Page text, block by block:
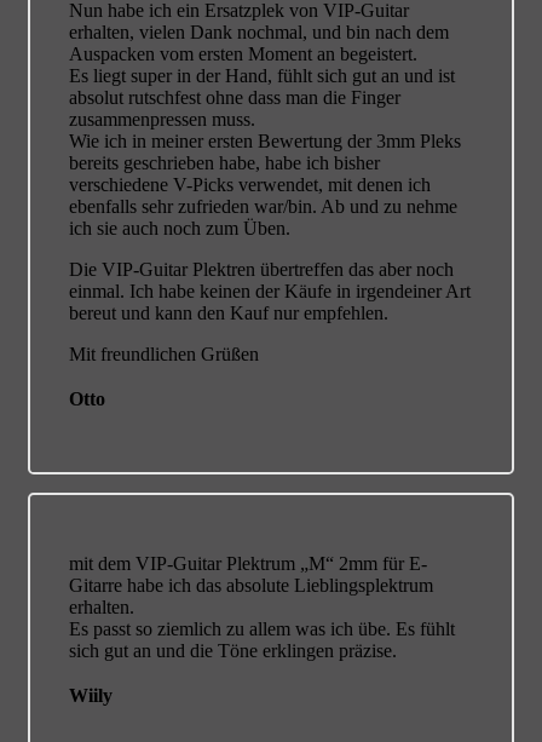
Nun habe ich ein Ersatzplek von VIP-Guitar
erhalten, vielen Dank nochmal, und bin nach dem
Auspacken vom ersten Moment an begeistert.
Es liegt super in der Hand, fühlt sich gut an und ist
absolut rutschfest ohne dass man die Finger
zusammenpressen muss.
Wie ich in meiner ersten Bewertung der 3mm Pleks
bereits geschrieben habe, habe ich bisher
verschiedene V-Picks verwendet, mit denen ich
ebenfalls sehr zufrieden war/bin. Ab und zu nehme
ich sie auch noch zum Üben.
Die VIP-Guitar Plektren übertreffen das aber noch
einmal. Ich habe keinen der Käufe in irgendeiner Art
bereut und kann den Kauf nur empfehlen.
Mit freundlichen Grüßen
Otto
mit dem VIP-Guitar Plektrum „M“ 2mm für E-
Gitarre habe ich das absolute Lieblingsplektrum
erhalten.
Es passt so ziemlich zu allem was ich übe. Es fühlt
sich gut an und die Töne erklingen präzise.
Wiily